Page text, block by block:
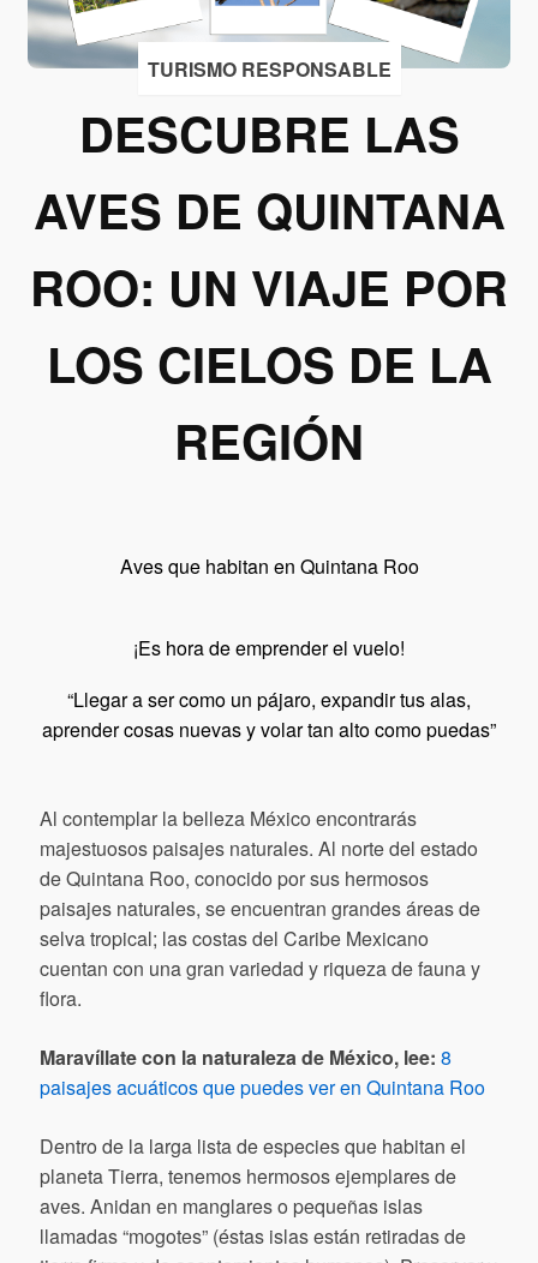
TURISMO RESPONSABLE
DESCUBRE LAS
AVES DE QUINTANA
ROO: UN VIAJE POR
LOS CIELOS DE LA
REGIÓN
Aves que habitan en Quintana Roo
¡Es hora de emprender el vuelo!
“Llegar a ser como un pájaro, expandir tus alas,
aprender cosas nuevas y volar tan alto como puedas”
Al contemplar la belleza México encontrarás
majestuosos paisajes naturales. Al norte del estado
de Quintana Roo, conocido por sus hermosos
paisajes naturales, se encuentran grandes áreas de
selva tropical; las costas del Caribe Mexicano
cuentan con una gran variedad y riqueza de fauna y
flora.
Maravíllate con la naturaleza de México, lee: 8
paisajes acuáticos que puedes ver en Quintana Roo
Dentro de la larga lista de especies que habitan el
planeta Tierra, tenemos hermosos ejemplares de
aves. Anidan en manglares o pequeñas islas
llamadas “mogotes” (éstas islas están retiradas de
de
Grupo
Xcaret
Otorgo mi
para
suscribirme
de envío.
Aceptar